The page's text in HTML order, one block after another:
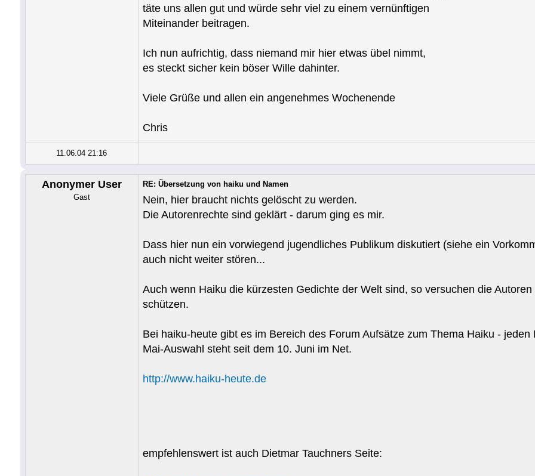
täte uns allen gut und würde sehr viel zu einem vernünftigen
Miteinander beitragen.
Ich nun aufrichtig, dass niemand mir hier etwas übel nimmt,
es steckt sicher kein böser Wille dahinter.
Viele Grüße und allen ein angenehmes Wochenende
Chris
11.06.04 21:16
Anonymer User
Gast
RE: Übersetzung von haiku und Namen
Nein, hier braucht nichts gelöscht zu werden.
Die Autorenrechte sind geklärt - darum ging es mir.
Dass hier nun ein vorwiegend jugendliches Publikum diskutiert (siehe ein
auch nicht weiter stören...
Auch wenn Haiku die kürzesten Gedichte der Welt sind, so versuchen die
schützen.
Bei haiku-heute gibt es im Bereich des Forum Aufsätze zum Thema Haiku -
Mai-Auswahl steht seit dem 10. Juni im Net.
http://www.haiku-heute.de
empfehlenswert ist auch Dietmar Tauchners Seite: